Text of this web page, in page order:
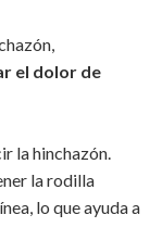
el dolor de
la hinchazón.
la rodilla
lo que ayuda a